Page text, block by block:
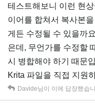
테스트해보니 이런 현
이어를 합쳐서 복사본
게든 수정될 수 있을까
은데, 무언가를 수정할
시 병합해야 하기 때문
Krita 파일을 직접 지원
Davide님이 이에 답장했습